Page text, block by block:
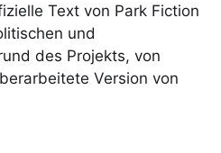
Text von Park Fiction
und
des Projekts, von
Version von